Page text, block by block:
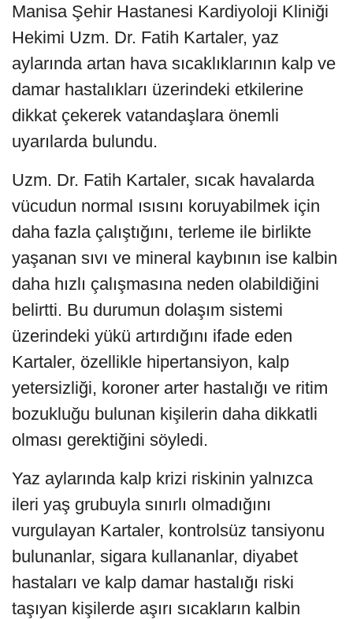
Manisa Şehir Hastanesi Kardiyoloji Kliniği
Hekimi Uzm. Dr. Fatih Kartaler, yaz
aylarında artan hava sıcaklıklarının kalp ve
damar hastalıkları üzerindeki etkilerine
dikkat çekerek vatandaşlara önemli
uyarılarda bulundu.
Uzm. Dr. Fatih Kartaler, sıcak havalarda
vücudun normal ısısını koruyabilmek için
daha fazla çalıştığını, terleme ile birlikte
yaşanan sıvı ve mineral kaybının ise kalbin
daha hızlı çalışmasına neden olabildiğini
belirtti. Bu durumun dolaşım sistemi
üzerindeki yükü artırdığını ifade eden
Kartaler, özellikle hipertansiyon, kalp
yetersizliği, koroner arter hastalığı ve ritim
bozukluğu bulunan kişilerin daha dikkatli
olması gerektiğini söyledi.
Yaz aylarında kalp krizi riskinin yalnızca
ileri yaş grubuyla sınırlı olmadığını
vurgulayan Kartaler, kontrolsüz tansiyonu
bulunanlar, sigara kullananlar, diyabet
hastaları ve kalp damar hastalığı riski
taşıyan kişilerde aşırı sıcakların kalbin